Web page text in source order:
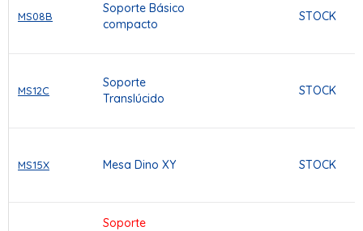
MS08B
Soporte Básico
compacto
STOCK
MS12C
Soporte
Translúcido
STOCK
MS15X Mesa Dino XY STOCK
Soporte